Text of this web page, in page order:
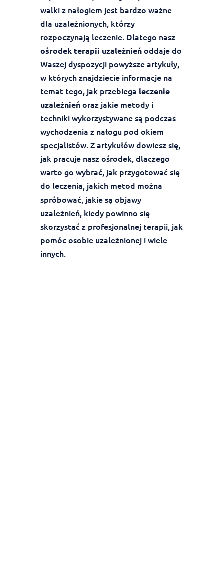
walki z nałogiem jest bardzo ważne
dla uzależnionych, którzy
rozpoczynają leczenie. Dlatego nasz
ośrodek terapii uzależnieńoddaje do
Waszej dyspozycji powyższe artykuły,
w których znajdziecie informacje na
temat tego, jak przebiega leczenie
uzależnieńoraz jakie metody i
techniki wykorzystywane są podczas
wychodzenia z nałogu pod okiem
specjalistów. Z artykułów dowiesz się,
jak pracuje nasz ośrodek, dlaczego
warto go wybrać, jak przygotować się
do leczenia, jakich metod można
spróbować, jakie są objawy
uzależnień, kiedy powinno się
skorzystać z profesjonalnej terapii, jak
pomóc osobie uzależnionej i wiele
innych.